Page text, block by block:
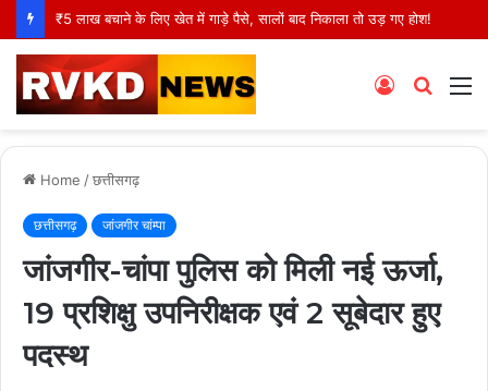
₹5 लाख बचाने के लिए खेत में गाड़े पैसे, सालों बाद निकाला तो उड़ गए होश!
Search
Log
Home /छत्तीसगढ़
छत्तीसगढ़ जांजगीर चांम्पा
जांजगीर-चांपा पुलिस को मिली नई ऊर्जा,
19 प्रशिक्षु उपनिरीक्षक एवं 2 सूबेदार हुए
पदस्थ